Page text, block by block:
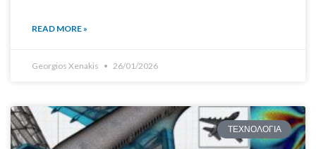
READ MORE »
Georgios Xenakis 26/01/2026
ΤΕΧΝΟΛΟΓΙΑ